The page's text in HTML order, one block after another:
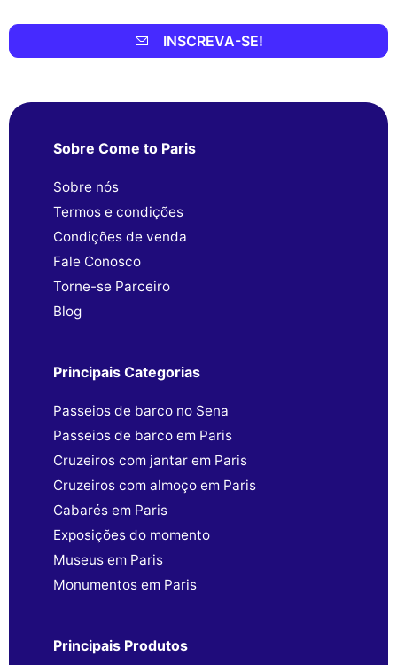
INSCREVA-SE!
Sobre Come to Paris
Sobre nós
Termos e condições
Condições de venda
Fale Conosco
Torne-se Parceiro
Blog
Principais Categorias
Passeios de barco no Sena
Passeios de barco em Paris
Cruzeiros com jantar em Paris
Cruzeiros com almoço em Paris
Cabarés em Paris
Exposições do momento
Museus em Paris
Monumentos em Paris
Principais Produtos